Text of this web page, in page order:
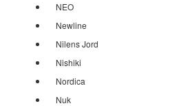
NEO
Newline
Nilens Jord
Nishiki
Nordica
Nuk